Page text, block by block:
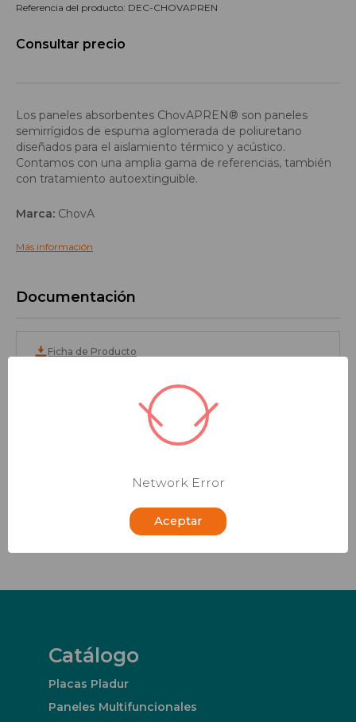
Referencia del producto: DEC-CHOVAPREN
Consultar precio
Los paneles absorbentes ChovAPREN® son paneles
semirrígidos de espuma aglomerada de poliuretano
diseñados para el aislamiento térmico y acústico.
Contamos con una amplia gama de referencias, también
con tratamiento autoextinguible.
Marca: ChovA
Más información
Documentación
Ficha de Producto
Catálogo
Placas Pladur
Paneles Multifuncionales
Network Error
Aceptar